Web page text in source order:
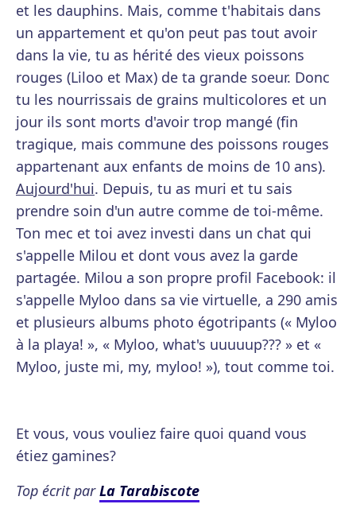
et les dauphins. Mais, comme t'habitais dans
un appartement et qu'on peut pas tout avoir
dans la vie, tu as hérité des vieux poissons
rouges (Liloo et Max) de ta grande soeur. Donc
tu les nourrissais de grains multicolores et un
jour ils sont morts d'avoir trop mangé (fin
tragique, mais commune des poissons rouges
appartenant aux enfants de moins de 10 ans).
Aujourd'hui. Depuis, tu as muri et tu sais
prendre soin d'un autre comme de toi-même.
Ton mec et toi avez investi dans un chat qui
s'appelle Milou et dont vous avez la garde
partagée. Milou a son propre profil Facebook: il
s'appelle Myloo dans sa vie virtuelle, a 290 amis
et plusieurs albums photo égotripants (« Myloo
à la playa! », « Myloo, what's uuuuup??? » et «
Myloo, juste mi, my, myloo! »), tout comme toi.
Et vous, vous vouliez faire quoi quand vous
étiez gamines?
Top écrit parLa Tarabiscote